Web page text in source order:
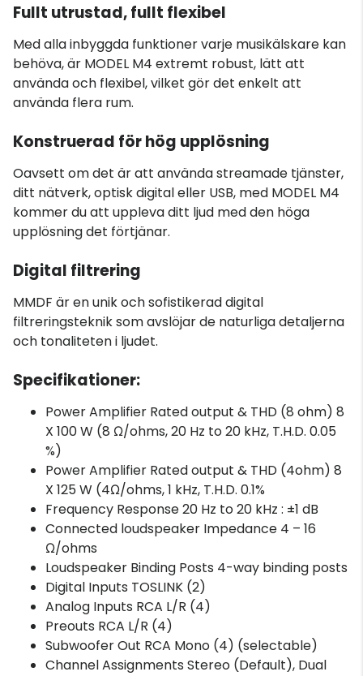
Fullt utrustad, fullt flexibel
Med alla inbyggda funktioner varje musikälskare kan
behöva, är MODEL M4 extremt robust, lätt att
använda och flexibel, vilket gör det enkelt att
använda flera rum.
Konstruerad för hög upplösning
Oavsett om det är att använda streamade tjänster,
ditt nätverk, optisk digital eller USB, med MODEL M4
kommer du att uppleva ditt ljud med den höga
upplösning det förtjänar.
Digital filtrering
MMDF är en unik och sofistikerad digital
filtreringsteknik som avslöjar de naturliga detaljerna
och tonaliteten i ljudet.
Specifikationer:
Power Amplifier Rated output & THD (8 ohm) 8
X 100 W (8 Ω/ohms, 20 Hz to 20 kHz, T.H.D. 0.05
%)
Power Amplifier Rated output & THD (4ohm) 8
X 125 W (4Ω/ohms, 1 kHz, T.H.D. 0.1%
Frequency Response 20 Hz to 20 kHz : ±1 dB
Connected loudspeaker Impedance 4 – 16
Ω/ohms
Loudspeaker Binding Posts 4-way binding posts
Digital Inputs TOSLINK (2)
Analog Inputs RCA L/R (4)
Preouts RCA L/R (4)
Subwoofer Out RCA Mono (4) (selectable)
Channel Assignments Stereo (Default), Dual